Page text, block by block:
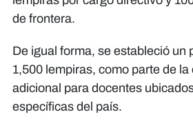
de frontera.
De igual forma, se estableció un
1,500 lempiras, como parte de
adicional para docentes
específicas del país.